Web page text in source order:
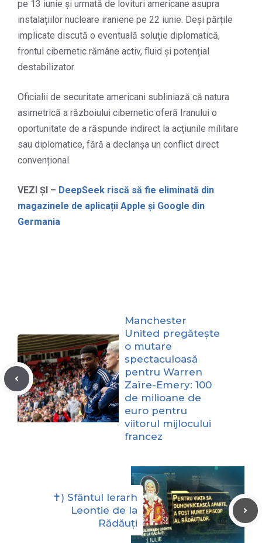
pe 13 iunie și urmată de lovituri americane asupra
instalațiilor nucleare iraniene pe 22 iunie. Deși părțile
implicate discută o eventuală soluție diplomatică,
frontul cibernetic rămâne activ, fluid și potențial
destabilizator.
Oficialii de securitate americani subliniază că natura
asimetrică a războiului cibernetic oferă Iranului o
oportunitate de a răspunde indirect la acțiunile militare
sau diplomatice, fără a declanșa un conflict direct
convențional.
VEZI ȘI – DeepSeek riscă să fie eliminată din
magazinele de aplicații Apple și Google din
Germania
Manchester
United pregătește
o mutare
spectaculoasă
pentru Warren
Zaïre-Emery: 100
de milioane de
euro pentru
viitorul mijlocului
francez
✝) Sfântul Ierarh
Leontie de la
Rădăuți